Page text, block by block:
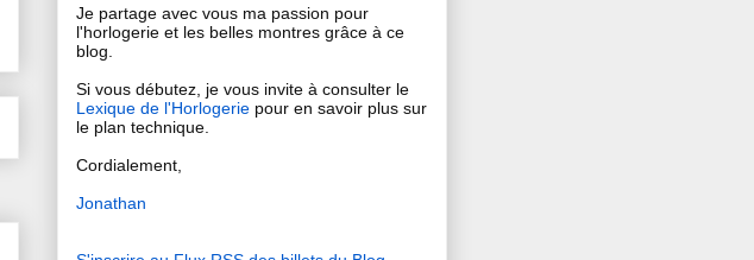
Je partage avec vous ma passion pour
l'horlogerie et les belles montres grâce à ce
blog.
Si vous débutez, je vous invite à consulter le
Lexique de l'Horlogerie pour en savoir plus sur
le plan technique.
Cordialement,
Jonathan